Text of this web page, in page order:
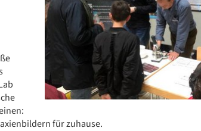
für zuhause.